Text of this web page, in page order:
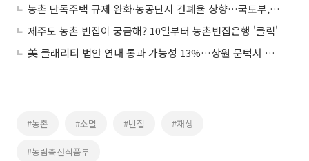
농촌 단독주택 규제 완화·농공단지 건폐율 상향…국토부, 개정안 입법예고
제주도 농촌 빈집이 궁금해? 10일부터 농촌빈집은행 '클릭'
美 클래리티 법안 연내 통과 가능성 13%…상원 문턱서 제동
#농촌 #소멸 #빈집 #재생
#농림축산식품부